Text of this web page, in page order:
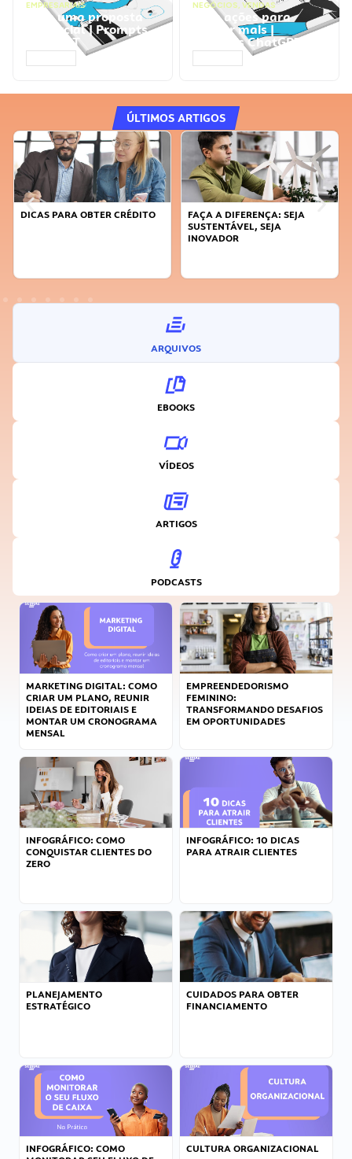
EMPRESARIAIS
Faça uma proposta
comercial | Prompts
ChatGPT
NEGÓCIOS, VENDAS
Faça ações para
vender mais |
Prompts ChatGPT
ÚLTIMOS ARTIGOS
DICAS PARA OBTER CRÉDITO
FAÇA A DIFERENÇA: SEJA
SUSTENTÁVEL, SEJA
INOVADOR
ARQUIVOS
EBOOKS
VÍDEOS
ARTIGOS
PODCASTS
MARKETING DIGITAL: COMO
CRIAR UM PLANO, REUNIR
IDEIAS DE EDITORIAIS E
MONTAR UM CRONOGRAMA
MENSAL
EMPREENDEDORISMO
FEMININO:
TRANSFORMANDO DESAFIOS
EM OPORTUNIDADES
INFOGRÁFICO: COMO
CONQUISTAR CLIENTES DO
ZERO
INFOGRÁFICO: 10 DICAS
PARA ATRAIR CLIENTES
PLANEJAMENTO
ESTRATÉGICO
CUIDADOS PARA OBTER
FINANCIAMENTO
INFOGRÁFICO: COMO
CULTURA ORGANIZACIONAL